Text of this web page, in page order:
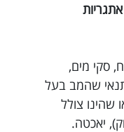
סקי מים,
שהמב בעל
שהינו צולל
יאכטה.